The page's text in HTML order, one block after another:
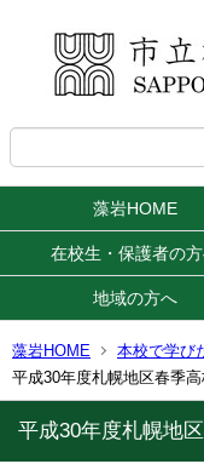
藻岩HOME
在校生・保護者の
地域の方へ
藻岩HOME 本校で学び
平成30年度札幌地区春季
平成30年度札幌地